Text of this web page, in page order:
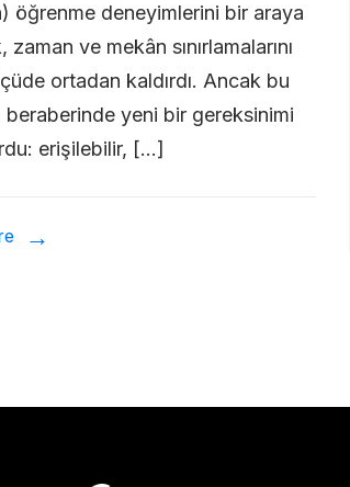
Deşifre
Yaptırma
Yazılımları
Kullanmanın
Faydaları
öğrenme deneyimlerini bir araya
zaman ve mekân sınırlamalarını
ortadan kaldırdı. Ancak bu
beraberinde yeni bir gereksinimi
erişilebilir, […]